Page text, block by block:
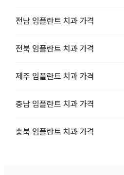
전남 임플란트 치과 가격
전북 임플란트 치과 가격
제주 임플란트 치과 가격
충남 임플란트 치과 가격
충북 임플란트 치과 가격